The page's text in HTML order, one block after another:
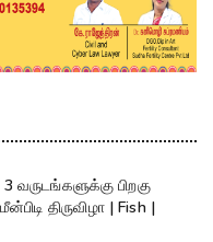
வருடங்களுக்கு பிறகு
திருவிழா | Fish |